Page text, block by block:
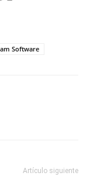
Software
Artículo siguiente